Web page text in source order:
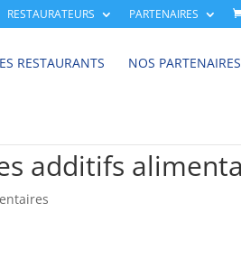
RESTAURATEURS PARTENAIRES
RESTAURANTS NOS PARTENAIRES
additifs